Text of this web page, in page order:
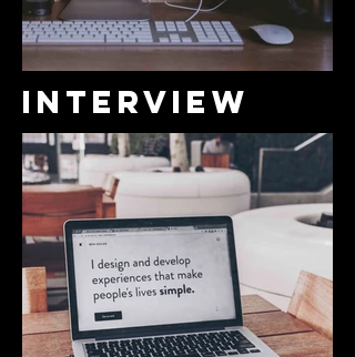
Interview